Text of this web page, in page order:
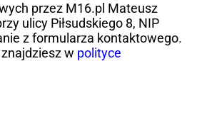
przez M16.pl Mateusz
ulicy Piłsudskiego 8, NIP
z formularza kontaktowego.
w polityce